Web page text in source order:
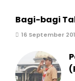
Bagi-bagi
16 September